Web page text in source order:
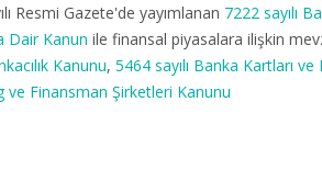
Resmi Gazete'de yayımlanan 7222 sayılı
Dair Kanun ile finansal piyasalara ilişkin
Kanunu, 5464 sayılı Banka Kartları
ve Finansman Şirketleri Kanunu